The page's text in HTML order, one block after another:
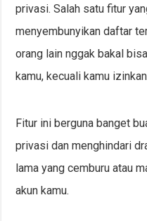
privasi. Salah satu fitur
menyembunyikan daftar
orang lain nggak bakal
kamu, kecuali kamu
Fitur ini berguna banget
privasi dan menghindari
lama yang cemburu atau
akun kamu.